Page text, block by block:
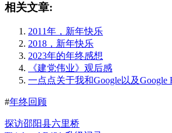
相关文章:
2011年，新年快乐
2018，新年快乐
2023年的年终感想
《建党伟业》观后感
一点点关于我和Google以及Google
#年终回顾
探访邵阳县六里桥